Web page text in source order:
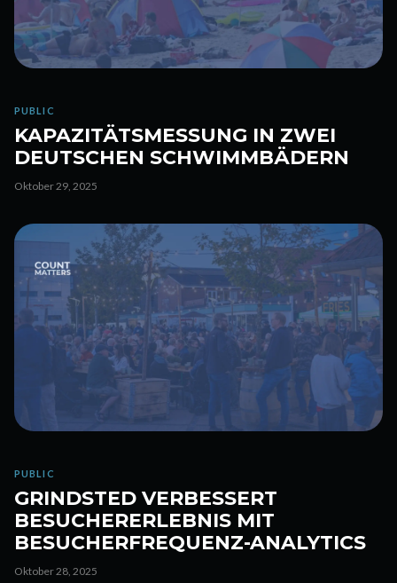
PUBLIC
KAPAZITÄTSMESSUNG IN ZWEI
DEUTSCHEN SCHWIMMBÄDERN
Oktober 29, 2025
PUBLIC
GRINDSTED VERBESSERT
BESUCHERERLEBNIS MIT
BESUCHERFREQUENZ-ANALYTICS
Oktober 28, 2025